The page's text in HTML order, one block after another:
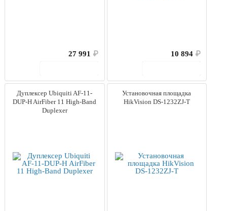
27 991 ₽
10 894 ₽
Дуплексер Ubiquiti AF-11-
DUP-H AirFiber 11 High-Band
Duplexer
Установочная площадка
HikVision DS-1232ZJ-T